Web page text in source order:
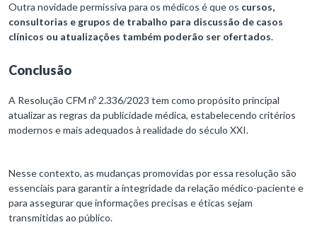
Outra novidade permissiva para os médicos é que os cursos,
consultorias e grupos de trabalho para discussão de casos
clínicos ou atualizações também poderão ser ofertados.
Conclusão
A Resolução CFM nº 2.336/2023 tem como propósito principal
atualizar as regras da publicidade médica, estabelecendo critérios
modernos e mais adequados à realidade do século XXI.
Nesse contexto, as mudanças promovidas por essa resolução são
essenciais para garantir a integridade da relação médico-paciente e
para assegurar que informações precisas e éticas sejam
transmitidas ao público.